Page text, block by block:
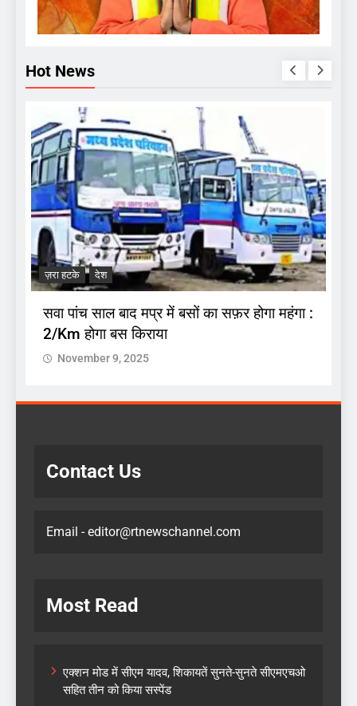
Hot News
ज़रा हटके देश
सवा पांच साल बाद मप्र में बसों का सफ़र होगा महंगा :
2/Km होगा बस किराया
November 9, 2025
Contact Us
Email - editor@rtnewschannel.com
Most Read
एक्शन मोड में सीएम यादव, शिकायतें सुनते-सुनते सीएमएचओ
सहित तीन को किया सस्पेंड